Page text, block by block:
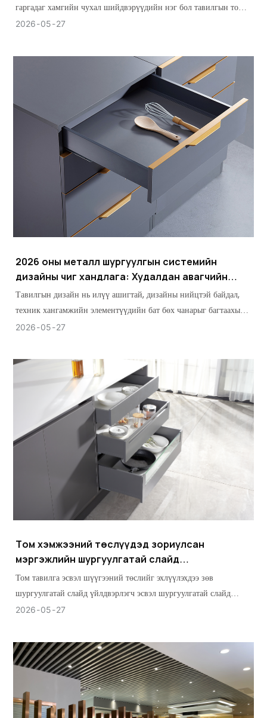
гаргадаг хамгийн чухал шийдвэрүүдийн нэг бол тавилгын тоног
төхөөрөмжийн зөв нийлүүлэгчийг сонгох явдал юм.
2026 05 27
2026 оны металл шургуулгын системийн
дизайны чиг хандлага: Худалдан авагчийн
бүрэн гарын авлага
Тавилгын дизайн нь илүү ашигтай, дизайны нийцтэй байдал,
техник хангамжийн элементүүдийн бат бөх чанарыг багтаахын
хэрээр оновчтой Металл Шургуулгын Системийн хэрэгцээ
2026 05 27
Том хэмжээний төслүүдэд зориулсан
мэргэжлийн шургуулгатай слайд
нийлүүлэгчийг хэрхэн сонгох вэ
Том тавилга эсвэл шүүгээний төслийг эхлүүлэхдээ зөв
шургуулгатай слайд үйлдвэрлэгч эсвэл шургуулгатай слайд
нийлүүлэгчийг сонгох нь бүтээгдэхүүний чанар, үйл ажиллагаа,
2026 05 27